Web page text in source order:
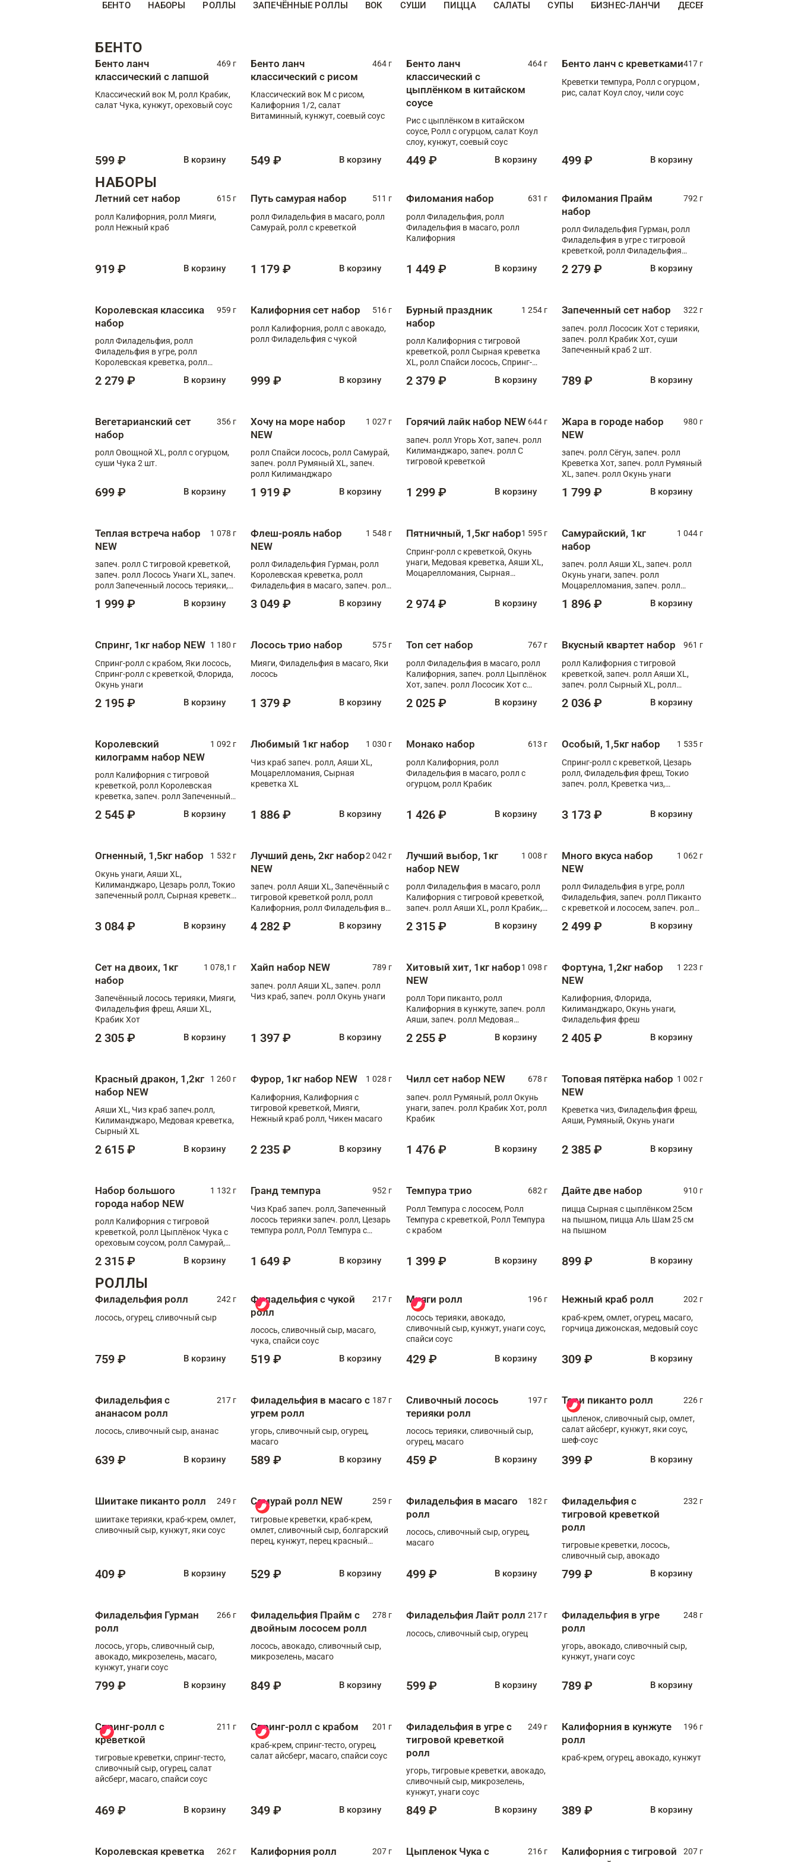
БЕНТО НАБОРЫ РОЛЛЫ ЗАПЕЧЁННЫЕ РОЛЛЫ ВОК СУШИ ПИЦЦА САЛАТЫ СУПЫ БИЗНЕС-ЛАНЧИ ДЕСЕРТЫ
БЕНТО
Бенто ланч
классический с лапшой
469 г
Классический вок М, ролл Крабик,
салат Чука, кунжут, ореховый соус
599 ₽ В корзину
Бенто ланч
классический с рисом
464 г
Классический вок М с рисом,
Калифорния 1/2, салат
Витаминный, кунжут, соевый соус
549 ₽ В корзину
Бенто ланч
классический с
цыплёнком в китайском
соусе
464 г
Рис с цыплёнком в китайском
соусе, Ролл с огурцом, салат Коул
слоу, кунжут, соевый соус
449 ₽ В корзину
Бенто ланч с креветками417 г
Креветки темпура, Ролл с огурцом ,
рис, салат Коул слоу, чили соус
499 ₽ В корзину
НАБОРЫ
Летний сет набор
615 г
ролл Калифорния, ролл Мияги,
ролл Нежный краб
919 ₽ В корзину
Путь самурая набор
511 г
ролл Филадельфия в масаго, ролл
Самурай, ролл с креветкой
1 179 ₽ В корзину
Филомания набор
631 г
ролл Филадельфия, ролл
Филадельфия в масаго, ролл
Калифорния
1 449 ₽ В корзину
Филомания Прайм
набор
792 г
ролл Филадельфия Гурман, ролл
Филадельфия в угре с тигровой
креветкой, ролл Филадельфия
2 279 ₽ В корзину
Королевская классика
набор
959 г
ролл Филадельфия, ролл
Филадельфия в угре, ролл
Королевская креветка, ролл
2 279 ₽ В корзину
Калифорния сет набор
516 г
ролл Калифорния, ролл с авокадо,
ролл Филадельфия с чукой
999 ₽ В корзину
Бурный праздник
набор
1 254 г
ролл Калифорния с тигровой
креветкой, ролл Сырная креветка
XL, ролл Спайси лосось, Спринг-
Медовая креветка
2 379 ₽ В корзину
Запеченный сет набор
322 г
запеч. ролл Лососик Хот с терияки,
запеч. ролл Крабик Хот, суши
Запеченный краб 2 шт.
789 ₽ В корзину
Вегетарианский сет
набор
356 г
ролл Овощной XL, ролл с огурцом,
суши Чука 2 шт.
699 ₽ В корзину
Хочу на море набор
NEW
1 027 г
ролл Спайси лосось, ролл Самурай,
запеч. ролл Румяный XL, запеч.
ролл Килиманджаро
1 919 ₽ В корзину
Горячий лайк набор NEW 644 г
запеч. ролл Угорь Хот, запеч. ролл
Килиманджаро, запеч. ролл С
тигровой креветкой
1 299 ₽ В корзину
Жара в городе набор
NEW
980 г
запеч. ролл Сёгун, запеч. ролл
Креветка Хот, запеч. ролл Румяный
XL, запеч. ролл Окунь унаги
1 799 ₽ В корзину
Теплая встреча набор
NEW
1 078 г
запеч. ролл С тигровой креветкой,
запеч. ролл Лосось Унаги XL, запеч.
ролл Запеченный лосось терияки,
1 999 ₽ В корзину
Флеш-рояль набор
NEW
1 548 г
ролл Филадельфия Гурман, ролл
Королевская креветка, ролл
Филадельфия в масаго, запеч. ролл
Тигровая креветка с моцареллой,
3 049 ₽ В корзину
Пятничный, 1,5кг набор1 595 г
Спринг-ролл с креветкой, Окунь
унаги, Медовая креветка, Аяши XL,
Моцарелломания, Сырная
2 974 ₽ В корзину
Самурайский, 1кг
набор
1 044 г
запеч. ролл Аяши XL, запеч. ролл
Окунь унаги, запеч. ролл
Моцарелломания, запеч. ролл
1 896 ₽ В корзину
Спринг, 1кг набор NEW 1 180 г
Спринг-ролл с крабом, Яки лосось,
Спринг-ролл с креветкой, Флорида,
Окунь унаги
2 195 ₽ В корзину
Лосось трио набор
575 г
Мияги, Филадельфия в масаго, Яки
лосось
1 379 ₽ В корзину
Топ сет набор
767 г
ролл Филадельфия в масаго, ролл
Калифорния, запеч. ролл Цыплёнок
Хот, запеч. ролл Лососик Хот с
2 025 ₽ В корзину
Вкусный квартет набор
961 г
ролл Калифорния с тигровой
креветкой, запеч. ролл Аяши XL,
запеч. ролл Сырный XL, ролл
2 036 ₽ В корзину
Королевский
килограмм набор NEW
1 092 г
ролл Калифорния с тигровой
креветкой, ролл Королевская
креветка, запеч. ролл Запеченный
XL, запеч. ролл Крабик Хот
2 545 ₽ В корзину
Любимый 1кг набор
1 030 г
Чиз краб запеч. ролл, Аяши XL,
Моцарелломания, Сырная
креветка XL
1 886 ₽ В корзину
Монако набор
613 г
ролл Калифорния, ролл
Филадельфия в масаго, ролл с
огурцом, ролл Крабик
1 426 ₽ В корзину
Особый, 1,5кг набор
1 535 г
Спринг-ролл с креветкой, Цезарь
ролл, Филадельфия фреш, Токио
запеч. ролл, Креветка чиз,
3 173 ₽ В корзину
Огненный, 1,5кг набор
1 532 г
Окунь унаги, Аяши XL,
Килиманджаро, Цезарь ролл, Токио
запеченный ролл, Сырная креветка
3 084 ₽ В корзину
Лучший день, 2кг набор
NEW
2 042 г
запеч. ролл Аяши XL, Запечённый с
тигровой креветкой ролл, ролл
Калифорния, ролл Филадельфия в
запеч. ролл Моцарелломания, ролл
4 282 ₽ В корзину
Лучший выбор, 1кг
набор NEW
1 008 г
ролл Филадельфия в масаго, ролл
Калифорния с тигровой креветкой,
запеч. ролл Аяши XL, ролл Крабик,
2 315 ₽ В корзину
Много вкуса набор
NEW
1 062 г
ролл Филадельфия в угре, ролл
Филадельфия, запеч. ролл Пиканто
с креветкой и лососем, запеч. ролл
2 499 ₽ В корзину
Сет на двоих, 1кг
набор
1 078,1 г
Запечённый лосось терияки, Мияги,
Филадельфия фреш, Аяши XL,
Крабик Хот
2 305 ₽ В корзину
Хайп набор NEW
789 г
запеч. ролл Аяши XL, запеч. ролл
Чиз краб, запеч. ролл Окунь унаги
1 397 ₽ В корзину
Хитовый хит, 1кг набор
NEW
1 098 г
ролл Тори пиканто, ролл
Калифорния в кунжуте, запеч. ролл
Аяши, запеч. ролл Медовая
чукой
2 255 ₽ В корзину
Фортуна, 1,2кг набор
NEW
1 223 г
Калифорния, Флорида,
Килиманджаро, Окунь унаги,
Филадельфия фреш
2 405 ₽ В корзину
Красный дракон, 1,2кг
набор NEW
1 260 г
Аяши XL, Чиз краб запеч.ролл,
Килиманджаро, Медовая креветка,
Сырный XL
2 615 ₽ В корзину
Фурор, 1кг набор NEW
1 028 г
Калифорния, Калифорния с
тигровой креветкой, Мияги,
Нежный краб ролл, Чикен масаго
2 235 ₽ В корзину
Чилл сет набор NEW
678 г
запеч. ролл Румяный, ролл Окунь
унаги, запеч. ролл Крабик Хот, ролл
Крабик
1 476 ₽ В корзину
Топовая пятёрка набор
NEW
1 002 г
Креветка чиз, Филадельфия фреш,
Аяши, Румяный, Окунь унаги
2 385 ₽ В корзину
Набор большого
города набор NEW
1 132 г
ролл Калифорния с тигровой
креветкой, ролл Цыплёнок Чука с
ореховым соусом, ролл Самурай,
ролл с крабом
2 315 ₽ В корзину
Гранд темпура
952 г
Чиз Краб запеч. ролл, Запеченный
лосось терияки запеч. ролл, Цезарь
темпура ролл, Ролл Темпура с
1 649 ₽ В корзину
Темпура трио
682 г
Ролл Темпура с лососем, Ролл
Темпура с креветкой, Ролл Темпура
с крабом
1 399 ₽ В корзину
Дайте две набор
910 г
пицца Сырная с цыплёнком 25см
на пышном, пицца Аль Шам 25 см
на пышном
899 ₽ В корзину
РОЛЛЫ
Филадельфия ролл
242 г
лосось, огурец, сливочный сыр
759 ₽ В корзину
Филадельфия с чукой
ролл
217 г
лосось, сливочный сыр, масаго,
чука, спайси соус
519 ₽ В корзину
Мияги ролл
196 г
лосось терияки, авокадо,
сливочный сыр, кунжут, унаги соус,
спайси соус
429 ₽ В корзину
Нежный краб ролл
202 г
краб-крем, омлет, огурец, масаго,
горчица дижонская, медовый соус
309 ₽ В корзину
Филадельфия с
ананасом ролл
217 г
лосось, сливочный сыр, ананас
639 ₽ В корзину
Филадельфия в масаго с
угрем ролл
187 г
угорь, сливочный сыр, огурец,
масаго
589 ₽ В корзину
Сливочный лосось
терияки ролл
197 г
лосось терияки, сливочный сыр,
огурец, масаго
459 ₽ В корзину
Тори пиканто ролл
226 г
цыпленок, сливочный сыр, омлет,
салат айсберг, кунжут, яки соус,
шеф-соус
399 ₽ В корзину
Шиитаке пиканто ролл
249 г
шиитаке терияки, краб-крем, омлет,
сливочный сыр, кунжут, яки соус
409 ₽ В корзину
Самурай ролл NEW
259 г
тигровые креветки, краб-крем,
омлет, сливочный сыр, болгарский
перец, кунжут, перец красный
529 ₽ В корзину
Филадельфия в масаго
ролл
182 г
лосось, сливочный сыр, огурец,
масаго
499 ₽ В корзину
Филадельфия с
тигровой креветкой
ролл
232 г
тигровые креветки, лосось,
сливочный сыр, авокадо
799 ₽ В корзину
Филадельфия Гурман
ролл
266 г
лосось, угорь, сливочный сыр,
авокадо, микрозелень, масаго,
кунжут, унаги соус
799 ₽ В корзину
Филадельфия Прайм с
двойным лососем ролл
278 г
лосось, авокадо, сливочный сыр,
микрозелень, масаго
849 ₽ В корзину
Филадельфия Лайт ролл 217 г
лосось, сливочный сыр, огурец
599 ₽ В корзину
Филадельфия в угре
ролл
248 г
угорь, авокадо, сливочный сыр,
кунжут, унаги соус
789 ₽ В корзину
Спринг-ролл с
креветкой
211 г
тигровые креветки, спринг-тесто,
сливочный сыр, огурец, салат
айсберг, масаго, спайси соус
469 ₽ В корзину
Спринг-ролл с крабом
201 г
краб-крем, спринг-тесто, огурец,
салат айсберг, масаго, спайси соус
349 ₽ В корзину
Филадельфия в угре с
тигровой креветкой
ролл
249 г
угорь, тигровые креветки, авокадо,
сливочный сыр, микрозелень,
кунжут, унаги соус
849 ₽ В корзину
Калифорния в кунжуте
ролл
196 г
краб-крем, огурец, авокадо, кунжут
389 ₽ В корзину
Королевская креветка
262 г Калифорния ролл 207 г
Цыпленок Чука с
216 г
Калифорния с тигровой
207 г